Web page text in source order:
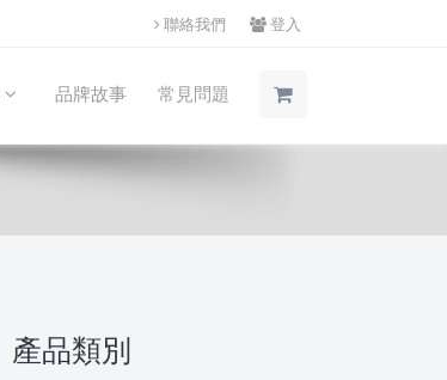
登入
聯絡我們
品牌故事 常見問題
產品類別